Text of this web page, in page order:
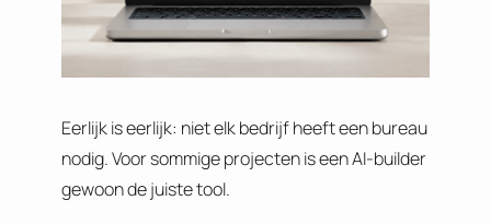
Eerlijk is eerlijk: niet elk bedrijf heeft een bureau
nodig. Voor sommige projecten is een AI-builder
gewoon de juiste tool.